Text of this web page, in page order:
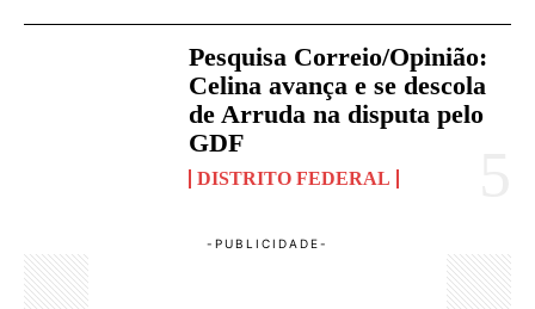
Pesquisa Correio/Opinião:
Celina avança e se descola
de Arruda na disputa pelo
GDF
DISTRITO FEDERAL